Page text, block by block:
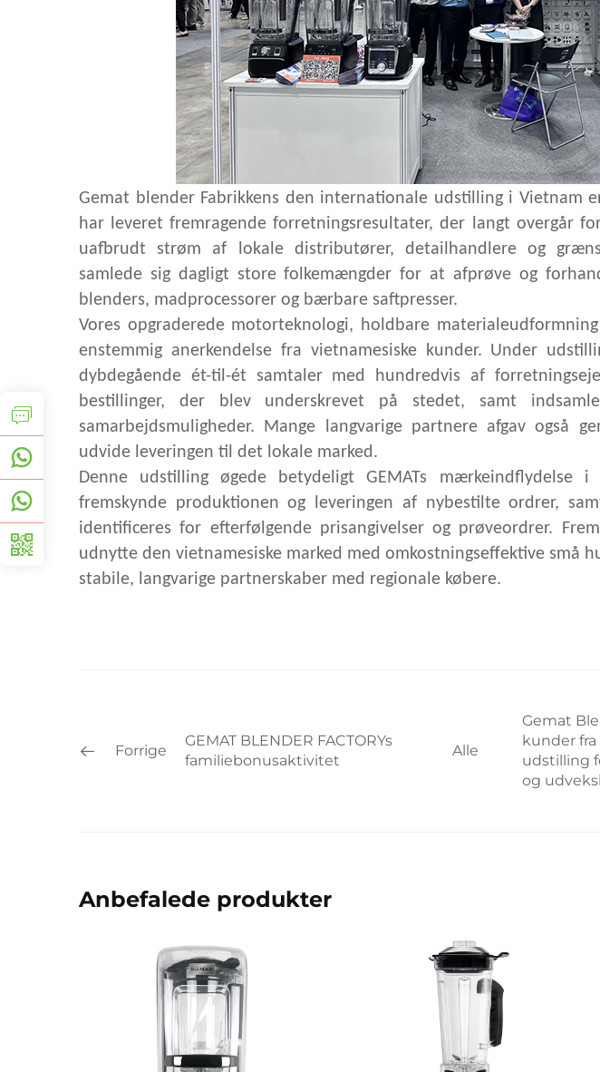
Gemat blender Fabrikkens den internationale udstilling i Vietnam
har leveret fremragende forretningsresultater, der langt overgår
uafbrudt strøm af lokale distributører, detailhandlere og
samlede sig dagligt store folkemængder for at afprøve og
blenders, madprocessorer og bærbare saftpresser.
Vores opgraderede motorteknologi, holdbare
enstemmig anerkendelse fra vietnamesiske kunder. Under
dybdegående ét-til-ét samtaler med hundredvis af
bestillinger, der blev underskrevet på stedet, samt
samarbejdsmuligheder. Mange langvarige partnere afgav også
udvide leveringen til det lokale marked.
Denne udstilling øgede betydeligt GEMATs mærkeindflydelse i
fremskynde produktionen og leveringen af nybestilte ordrer,
identificeres for efterfølgende prisangivelser og prøveordrer.
udnytte den vietnamesiske marked med omkostningseffektive små
stabile, langvarige partnerskaber med regionale købere.
Forrige
GEMAT BLENDER FACTORYs
familiebonusaktivitet
Alle
Gemat
kunder
udstilling
og
Anbefalede produkter